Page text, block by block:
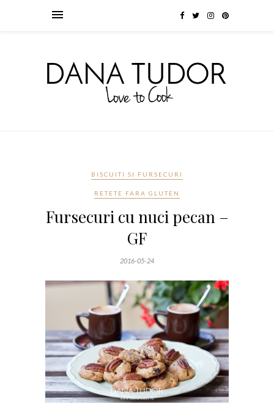
BISCUITI SI FURSECURI
RETETE FARA GLUTEN
Fursecuri cu nuci pecan –
GF
2016-05-24